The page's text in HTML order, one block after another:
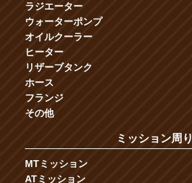
ラジエーター
ウォーターポンプ
オイルクーラー
ヒーター
リザーブタンク
ホース
フランジ
その他
ミッション周り
MTミッション
ATミッション